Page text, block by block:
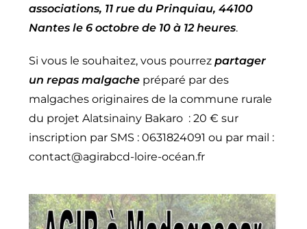
associations, 11 rue du Prinquiau, 44100
Nantes le 6 octobre de 10 à 12 heures.
Si vous le souhaitez, vous pourrezpartager
un repas malgache préparé par des
malgaches originaires de la commune rurale
du projet Alatsinainy Bakaro : 20 € sur
inscription par SMS : 0631824091 ou par mail :
contact@agirabcd-loire-océan.fr